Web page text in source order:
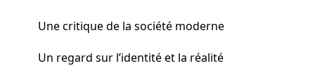
Une critique de la société moderne
Un regard sur l’identité et la réalité